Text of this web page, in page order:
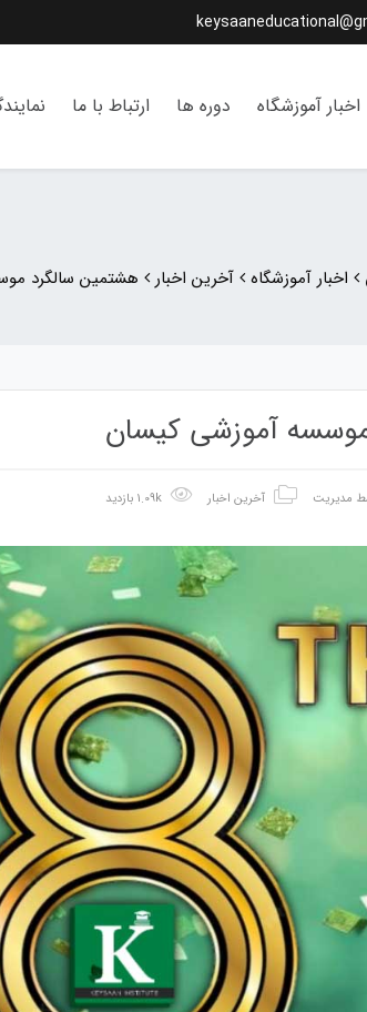
اخبار آموزشگاه دوره ها ارتباط با ما
اخبار آموزشگاه آخرین اخبار هشتمین سالگرد
آموزشی کیسان
مدیریت آخرین اخبار